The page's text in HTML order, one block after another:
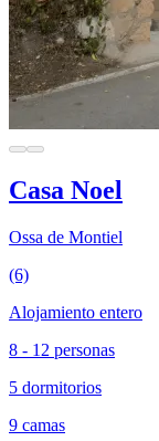
Casa Noel
Ossa de Montiel
(6)
Alojamiento entero
8 - 12 personas
5 dormitorios
9 camas